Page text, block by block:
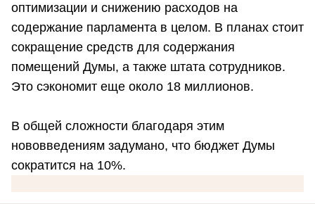
оптимизации и снижению расходов на
содержание парламента в целом. В планах стоит
сокращение средств для содержания
помещений Думы, а также штата сотрудников.
Это сэкономит еще около 18 миллионов.
В общей сложности благодаря этим
нововведениям задумано, что бюджет Думы
сократится на 10%.